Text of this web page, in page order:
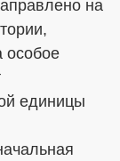
на
особое
единицы